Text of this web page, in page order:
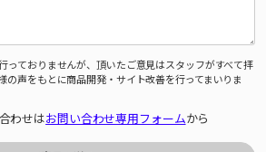
っておりませんが、頂いたご意見はスタッフがすべて拝
の声をもとに商品開発・サイト改善を行ってまいりま
わせはお問い合わせ専用フォームから